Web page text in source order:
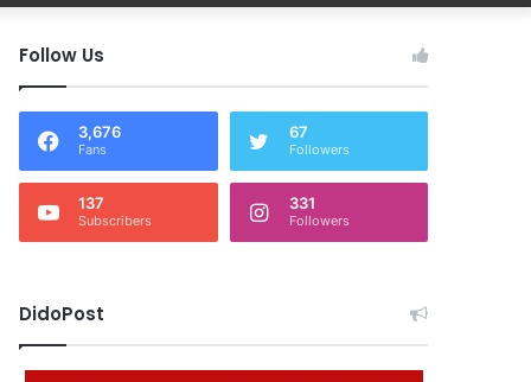
for
Follow Us
3,676
Fans
67
Followers
137
Subscribers
331
Followers
DidoPost